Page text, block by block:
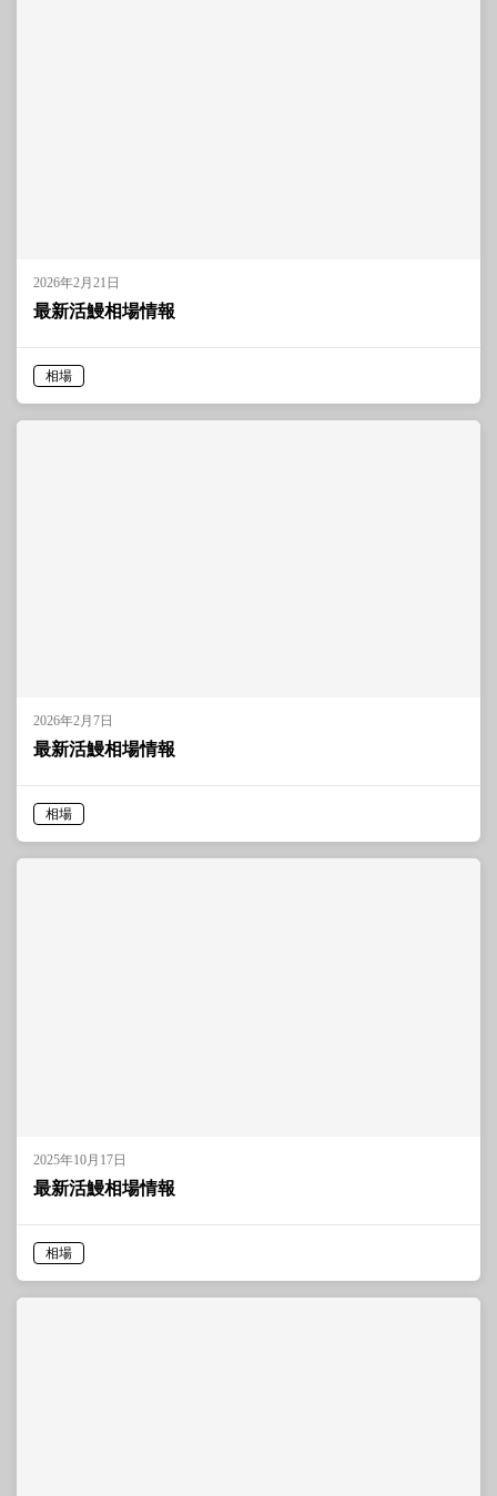
2026年2月21日
最新活鰻相場情報
相場
2026年2月7日
最新活鰻相場情報
相場
2025年10月17日
最新活鰻相場情報
相場